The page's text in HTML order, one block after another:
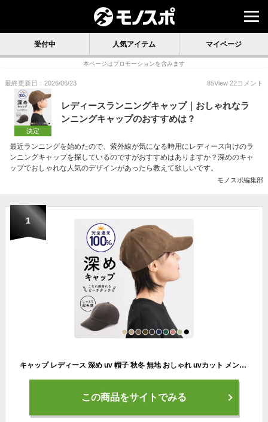
受付中 人気アイテム マイページ
本ページはプロモーションを含みます
最終更新日：2026/06/23 85View 22コメント
決定
レディースランニングキャップ｜おしゃれなラ
ンニングキャップのおすすめは？
最近ランニングを始めたので、紫外線が気になる時用にレディース向けのラ
ンニングキャップを探しているのですがおすすめはありますか？深めのキャ
ップでおしゃれな人気のデザインがあったら教えて欲しいです。
モノスポ編集部
1
キャップ レディース 深め uv 帽子 秋冬 無地 おしゃれ uvカット メンズ 大きいサイズ キッズ 男女兼用 おしゃれ 「 シンプル コットン ベースボールキャップ 」 ランニングキャップ キャンプ アウトドア フリー
この商品をサイトでみる